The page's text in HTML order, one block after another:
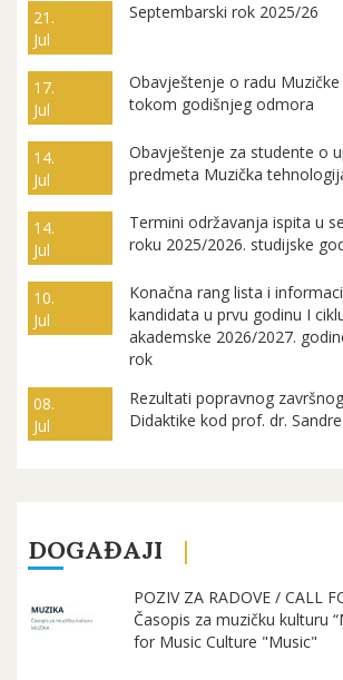
21.
Jul
Septembarski rok 2025/26
17.
Jul
Obavještenje o radu
tokom godišnjeg odmora
14.
Jul
Obavještenje za studente o
predmeta Muzička
14.
Jul
Termini održavanja ispita u
roku 2025/2026. studijske
10.
Jul
Konačna rang lista i
kandidata u prvu godinu I
akademske 2026/2027.
rok
08.
Jul
Rezultati popravnog
Didaktike kod prof. dr.
DOGAĐAJI
POZIV ZA RADOVE / CALL
Časopis za muzičku kulturu
for Music Culture "Music"